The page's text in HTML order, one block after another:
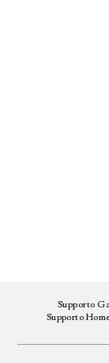
Supporto
Supporto